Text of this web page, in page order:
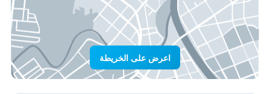
اعرض على الخريطة